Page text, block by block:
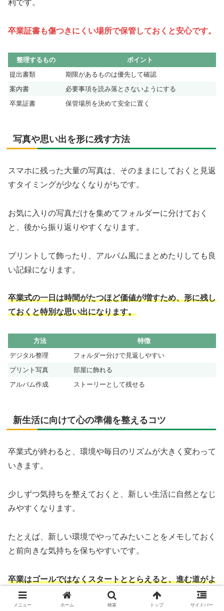
利です。
卒業証書も傷つきにくい場所で保管しておくと安心です。
整理するもの
ポイント
提出書類
期限があるものは優先して確認
案内書
必要事項を読み落とさないようにする
卒業証書
保管場所を決めて安全に置く
写真や思い出を形に残す方法
スマホに残った大量の写真は、そのままにしておくと見返
すタイミングが少なくなりがちです。
お気に入りの写真だけを集めてフォルダーに分けておく
と、後から振り返りやすくなります。
プリントして飾ったり、アルバム風にまとめたりしても良
い記録になります。
卒業式の一日は時間がたつほど価値が増すため、形に残し
ておくと特別な思い出になります。
方法
特徴
デジタル整理
フォルダー分けで見返しやすい
プリント写真
部屋に飾れる
アルバム作成
ストーリーとして残せる
新生活に向けて心の準備を整えるコツ
卒業式が終わると、環境や毎日のリズムが大きく変わって
いきます。
少しずつ気持ちを整えておくと、新しい生活に自然となじ
みやすくなります。
たとえば、新しい環境でやってみたいことをメモしておく
と前向きな気持ちを保ちやすいです。
卒業はゴールではなくスタートととらえると、進む道がよ
り明るく感じられます。
メニュー ホーム 検索 トップ サイドバー